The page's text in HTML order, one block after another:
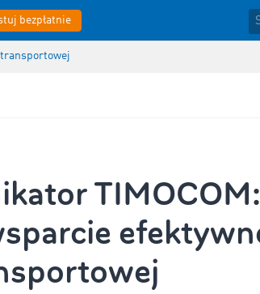
bezpłatnie
transportowej
TIMOCOM: